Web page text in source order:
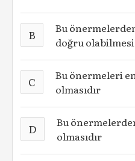
B
Bu
doğru
C
Bu önermeleri
olmasıdır
D
Bu
olmasıdır